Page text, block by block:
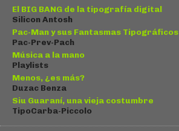
El BIG BANG de la tipografía digital
Silicon Antosh
Pac-Man y sus Fantasmas Tipográficos
Pac-Prev-Pach
Música a la mano
Playlists
Menos, ¿es más?
Duzac Benza
Siu Guaraní, una vieja costumbre
TipoCarba-Piccolo